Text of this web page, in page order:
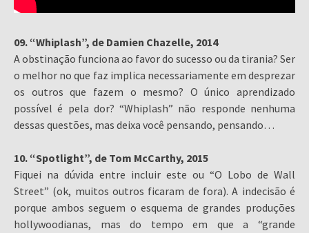
09. “Whiplash”, de Damien Chazelle, 2014
A obstinação funciona ao favor do sucesso ou da tirania? Ser
o melhor no que faz implica necessariamente em desprezar
os outros que fazem o mesmo? O único aprendizado
possível é pela dor? “Whiplash” não responde nenhuma
dessas questões, mas deixa você pensando, pensando…
10. “Spotlight”, de Tom McCarthy, 2015
Fiquei na dúvida entre incluir este ou “O Lobo de Wall
Street” (ok, muitos outros ficaram de fora). A indecisão é
porque ambos seguem o esquema de grandes produções
hollywoodianas, mas do tempo em que a “grande